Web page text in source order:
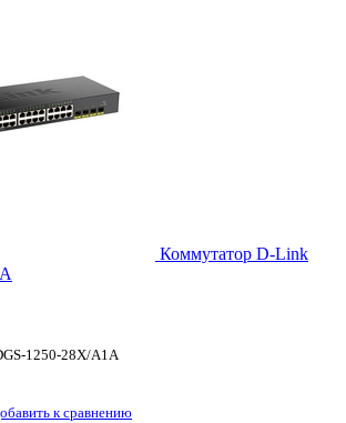
Коммутатор D-Link
1250-28X/A1A
к сравнению